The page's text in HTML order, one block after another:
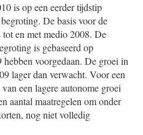
is op een eerder tijdstip
De basis voor de
en met medio 2008. De
is gebaseerd op
voorgedaan. De groei in
lager dan verwacht. Voor een
een lagere autonome groei
aantal maatregelen om onder
nog niet volledig